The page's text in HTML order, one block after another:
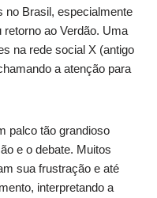
no Brasil, especialmente
ao Verdão. Uma
na rede social X (antigo
a atenção para
palco tão grandioso
e o debate. Muitos
sua frustração e até
interpretando a